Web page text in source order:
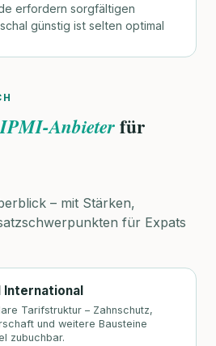
erfordern sorgfältigen
günstig ist selten optimal
IPMI-Anbieterfür
– mit Stärken,
für Expats
International
Tarifstruktur – Zahnschutz,
und weitere Bausteine
zubuchbar.